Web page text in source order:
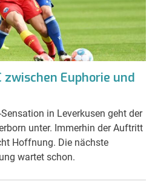
zwischen Euphorie und
in Leverkusen geht der
unter. Immerhin der Auftritt
Hoffnung. Die nächste
wartet schon.